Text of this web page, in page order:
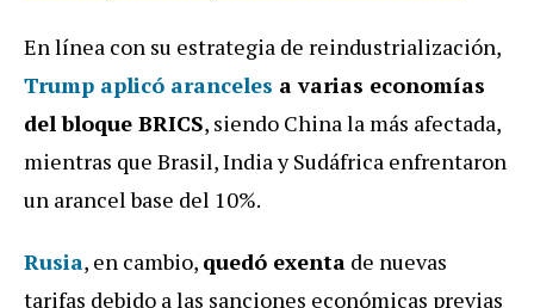
En línea con su estrategia de reindustrialización,
Trump aplicó aranceles a varias economías
del bloque BRICS, siendo China la más afectada,
mientras que Brasil, India y Sudáfrica enfrentaron
un arancel base del 10%.
Rusia, en cambio, quedó exenta de nuevas
tarifas debido a las sanciones económicas previas